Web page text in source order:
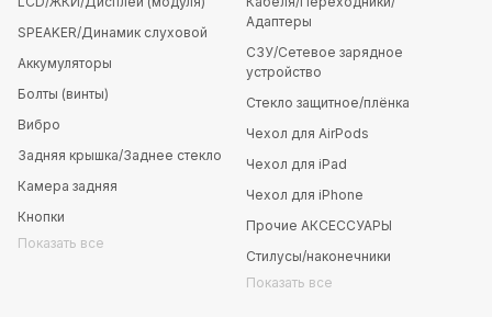
SPEAKER/Динамик слуховой
Аккумуляторы
Болты (винты)
Вибро
Задняя крышка/Заднее стекло
Камера задняя
Кнопки
Показать все
Адаптеры
СЗУ/Сетевое зарядное
устройство
Стекло защитное/плёнка
Чехол для AirPods
Чехол для iPad
Чехол для iPhone
Прочие АКСЕССУАРЫ
Стилусы/наконечники
Показать все